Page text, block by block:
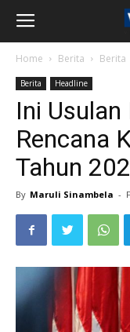
Home Berita Berita
Berita Headline
Ini
Rencana
Tahun
By Maruli Sinambela -